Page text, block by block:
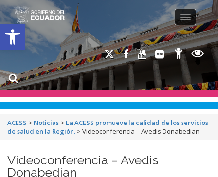
Open toolbar
Toggle
ACESS > Noticias > La ACESS promueve la calidad de los servicios
de salud en la Región. > Videoconferencia – Avedis Donabedian
Videoconferencia – Avedis
Donabedian